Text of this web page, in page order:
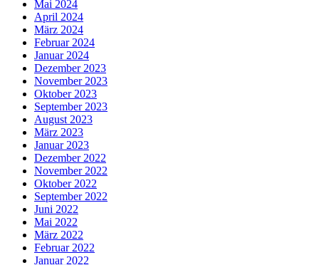
Mai 2024
April 2024
März 2024
Februar 2024
Januar 2024
Dezember 2023
November 2023
Oktober 2023
September 2023
August 2023
März 2023
Januar 2023
Dezember 2022
November 2022
Oktober 2022
September 2022
Juni 2022
Mai 2022
März 2022
Februar 2022
Januar 2022